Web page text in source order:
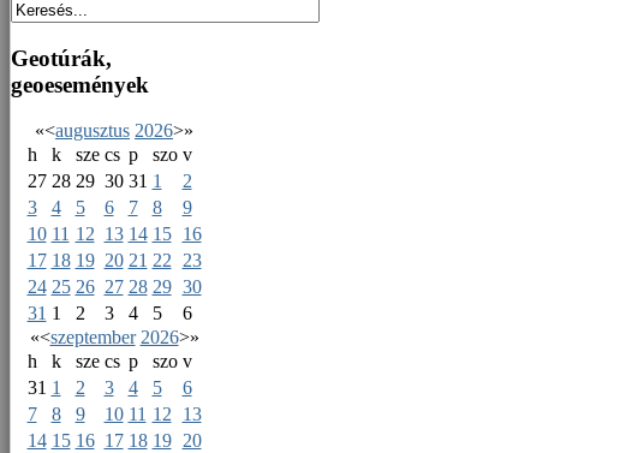
Geotúrák,
geoesemények
«<augusztus 2026>»
h
k sze cs p szo v
27 28 29 30 31 1
2
3
4 5 6 7 8
9
10 11 12 13 14 15
16
17 18 19 20 21 22
23
24 25 26 27 28 29 30
31 1 2 3 4 5
6
«<szeptember 2026>»
h
k sze cs p szo v
31 1 2 3 4 5
6
7
8 9 10 11 12
13
14 15 16 17 18 19
20